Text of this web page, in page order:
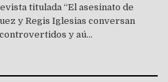
titulada “El asesinato de
y Regis Iglesias conversan
y aú...